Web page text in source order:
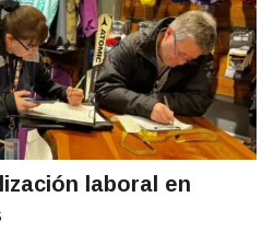
laboral en